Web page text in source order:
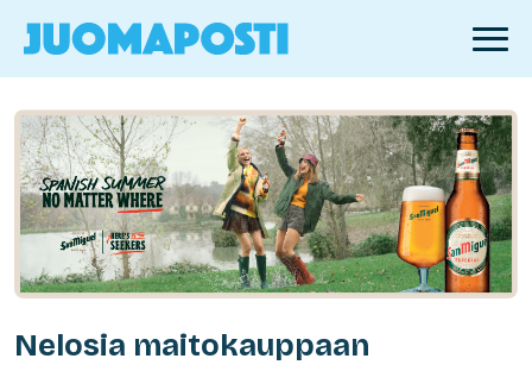
Nelosia maitokauppaan